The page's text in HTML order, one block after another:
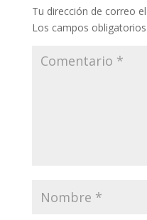
Tu dirección de correo
Los campos